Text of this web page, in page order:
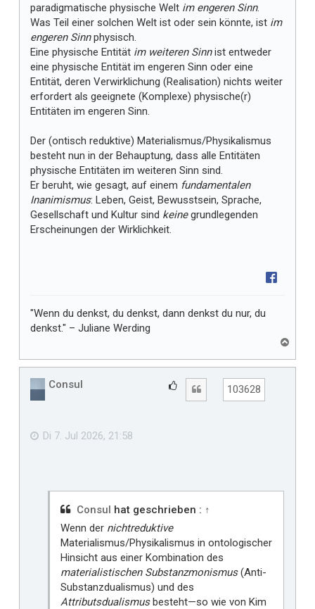
paradigmatische physische Welt im engeren Sinn.
Was Teil einer solchen Welt ist oder sein könnte, ist im
engeren Sinnphysisch.
Eine physische Entität im weiteren Sinnist entweder
eine physische Entität im engeren Sinn oder eine
Entität, deren Verwirklichung (Realisation) nichts weiter
erfordert als geeignete (Komplexe) physische(r)
Entitäten im engeren Sinn.
Der (ontisch reduktive) Materialismus/Physikalismus
besteht nun in der Behauptung, dass alle Entitäten
physische Entitäten im weiteren Sinn sind.
Er beruht, wie gesagt, auf einem fundamentalen
Inanimismus: Leben, Geist, Bewusstsein, Sprache,
Gesellschaft und Kultur sind keinegrundlegenden
Erscheinungen der Wirklichkeit.
"Wenn du denkst, du denkst, dann denkst du nur, du
denkst." – Juliane Werding
c
Consul
m
i
103628
Di 7. Jul 2026, 21:58
Consul hat geschrieben : ↑
Wenn der nichtreduktive
Materialismus/Physikalismus in ontologischer
Hinsicht aus einer Kombination des
materialistischen Substanzmonismus(Anti-
Substanzdualismus) und des
Attributsdualismusbesteht—so wie von Kim